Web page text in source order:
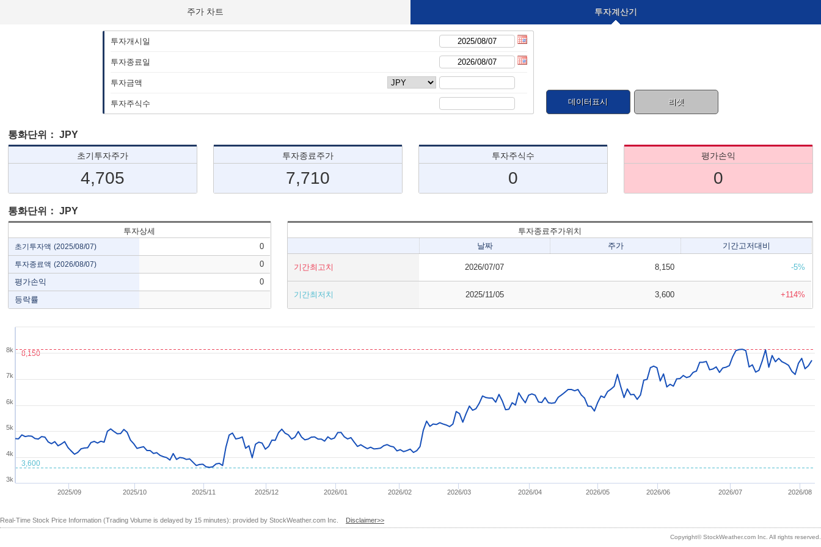
주가 차트 투자계산기
투자개시일
투자종료일
투자금액
투자주식수
통화단위： JPY
초기투자주가
4,705
투자종료주가
7,710
투자주식수
0
평가손익
0
통화단위： JPY
투자상세
초기투자액 (2025/08/07) 0
투자종료액 (2026/08/07)
0
평가손익
0
등락률
투자종료주가위치
날짜
주가 기간고저대비
기간최고치 2026/07/07 8,150 -5%
기간최저치 2025/11/05 3,600 +114%
8,150
3,600
2025/09 2025/10 2025/11 2025/12 2026/01 2026/02 2026/03 2026/04 2026/05 2026/06 2026/07 2026/08
3k
4k
5k
6k
7k
8k
Real-Time Stock Price Information (Trading Volume is delayed by 15 minutes): provided by StockWeather.com Inc. Disclaimer>>
Copyright© StockWeather.com Inc. All rights reserved.